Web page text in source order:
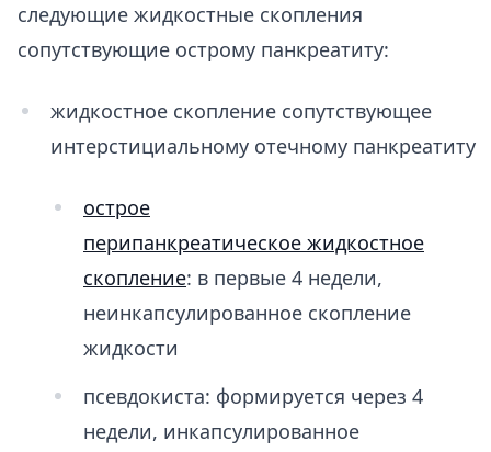
следующие жидкостные скопления
сопутствующие острому панкреатиту:
жидкостное скопление сопутствующее
интерстициальному отечному панкреатиту
острое
перипанкреатическое жидкостное
скопление: в первые 4 недели,
неинкапсулированное скопление
жидкости
псевдокиста: формируется через 4
недели, инкапсулированное